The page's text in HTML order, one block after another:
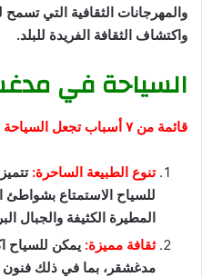
والمهرجانات الثقافية التي تسمح
واكتشاف الثقافة الفريدة للبلد.
السياحة في
قائمة من ٧ أسباب تجعل السياحة في مدغشقر تجربة لا تُنسى!
تنوع الطبيعة الساحرة:
للسياح الاستمتاع بشواطئ
المطيرة الكثيفة والجبال
ثقافة مميزة: يمكن للسياح
مدغشقر، بما في ذلك فنون